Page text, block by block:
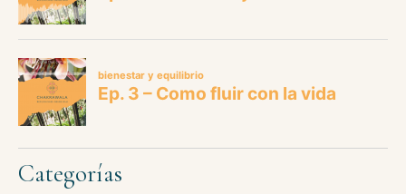
Categorías